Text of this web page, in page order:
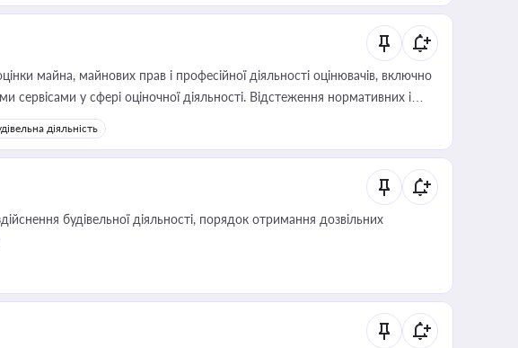
майна, майнових прав і професійної діяльності оцінювачів, включно
сервісами у сфері оціночної діяльності. Відстеження нормативних і
керівника, юриста або бухгалтера під час оподаткування,
угод і перевірки статусу суб'єктів оціночної діяльності
діяльність
будівельної діяльності, порядок отримання дозвільних